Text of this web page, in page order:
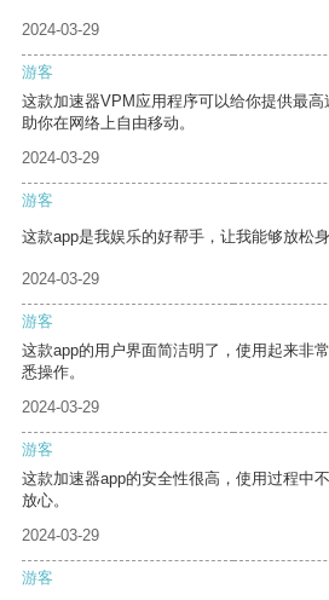
2024-03-29
游客
这款加速器VPM应用程序可以给你提供最
助你在网络上自由移动。
2024-03-29
游客
这款app是我娱乐的好帮手，让我能够放松
2024-03-29
游客
这款app的用户界面简洁明了，使用起来非
悉操作。
2024-03-29
游客
这款加速器app的安全性很高，使用过程中
放心。
2024-03-29
游客